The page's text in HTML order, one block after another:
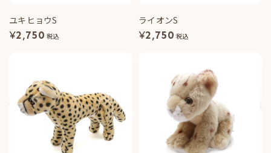
ユキヒョウS
¥2,750 税込
ライオンS
¥2,750 税込